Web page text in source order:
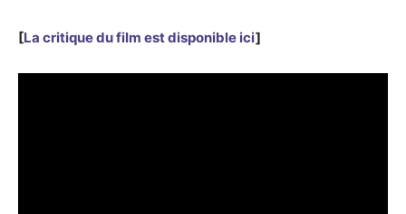
[La critique du film est disponible ici]